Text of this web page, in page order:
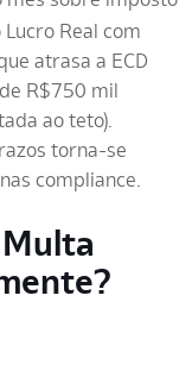
Real com
atrasa a ECD
R$750 mil
ao teto).
torna-se
compliance.